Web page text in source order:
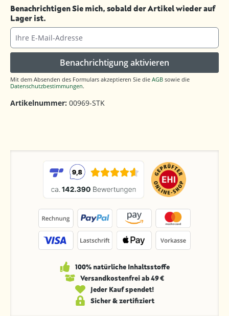
Benachrichtigen Sie mich, sobald der Artikel wieder auf
Lager ist.
Ihre E-Mail-Adresse
Benachrichtigung aktivieren
Mit dem Absenden des Formulars akzeptieren Sie die AGB sowie die
Datenschutzbestimmungen.
Artikelnummer: 00969-STK
100% natürliche Inhaltsstoffe
Versandkosten­frei ab 49 €
Jeder Kauf spendet!
Sicher & zertifiziert